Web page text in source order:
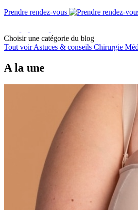
Prendre rendez-vous
Choisir une catégorie du blog
Tout voirAstuces & conseils Chirurgie
A la une